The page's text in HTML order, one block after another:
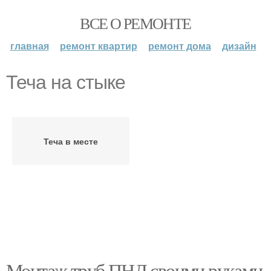
ВСЕ О РЕМОНТЕ
главная ремонт квартир ремонт дома дизайн
Теча на стыке
Теча в месте